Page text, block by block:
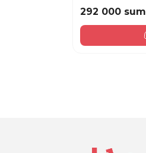
292 000 sum